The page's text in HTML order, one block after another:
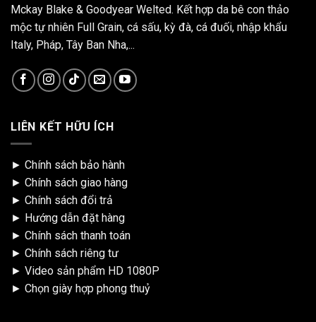
Mckay Blake & Goodyear Welted. Kết hợp da bê con thảo
mộc tự nhiên Full Grain, cá sấu, kỳ đà, cá đuối, nhập khẩu
Italy, Pháp, Tây Ban Nha,...
LIÊN KẾT HỮU ÍCH
► Chính sách bảo hành
► Chính sách giao hàng
► Chính sách đổi trả
► Hướng dẫn đặt hàng
► Chính sách thanh toán
► Chính sách riêng tư
► Video sản phẩm HD 1080P
► Chọn giày hợp phong thuỷ